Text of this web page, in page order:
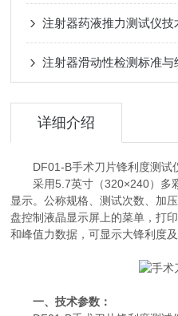
注射器药液推力测试仪技
注射器滑动性检测标准与
详细介绍
DF01-B手术刀片锋利度测试
采用5.7英寸（320×240）多
显示。公称规格、测试次数、加
盘控制液晶显示屏上的菜单，打
和峰值力数据，可显示大锋利度
一、技术参数：